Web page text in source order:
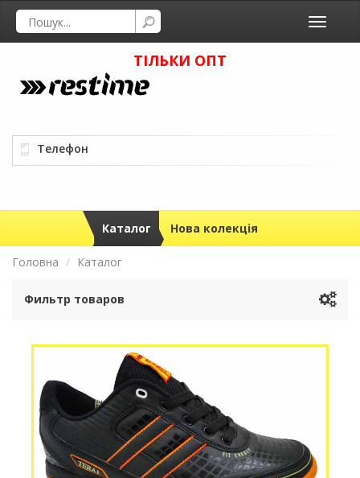
Toggle
ТІЛЬКИ ОПТ
Телефон
Каталог Нова колекція
Головна Каталог
Фильтр товаров